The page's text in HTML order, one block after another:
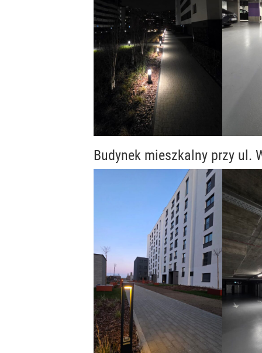
Budynek mieszkalny przy ul.